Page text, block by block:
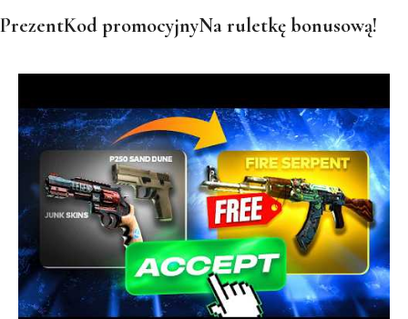
PrezentKod promocyjnyNa ruletkę bonusową!